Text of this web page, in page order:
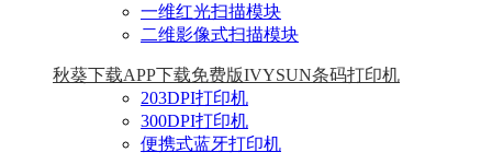
一维红光扫描模块
二维影像式扫描模块
秋葵下载APP下载免费版IVYSUN条码打印机
203DPI打印机
300DPI打印机
便携式蓝牙打印机